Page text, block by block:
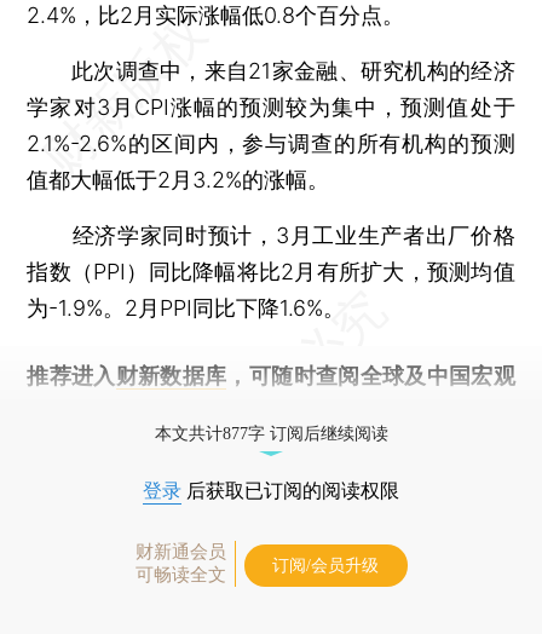
2.4%，比2月实际涨幅低0.8个百分点。
此次调查中，来自21家金融、研究机构的经济
学家对3月CPI涨幅的预测较为集中，预测值处于
2.1%-2.6%的区间内，参与调查的所有机构的预测
值都大幅低于2月3.2%的涨幅。
经济学家同时预计，3月工业生产者出厂价格
指数（PPI）同比降幅将比2月有所扩大，预测均值
为-1.9%。2月PPI同比下降1.6%。
推荐进入 财新数据库 ，可随时查阅全球及中国宏观
本文共计877字 订阅后继续阅读
登录 后获取已订阅的阅读权限
财新通会员
可畅读全文
订阅/会员升级